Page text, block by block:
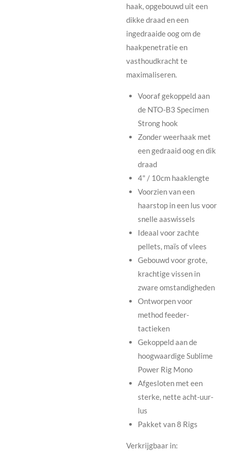
haak, opgebouwd uit een
dikke draad en een
ingedraaide oog om de
haakpenetratie en
vasthoudkracht te
maximaliseren.
Vooraf gekoppeld aan
de NTO-B3 Specimen
Strong hook
Zonder weerhaak met
een gedraaid oog en dik
draad
4" / 10cm haaklengte
Voorzien van een
haarstop in een lus voor
snelle aaswissels
Ideaal voor zachte
pellets, maïs of vlees
Gebouwd voor grote,
krachtige vissen in
zware omstandigheden
Ontworpen voor
method feeder-
tactieken
Gekoppeld aan de
hoogwaardige Sublime
Power Rig Mono
Afgesloten met een
sterke, nette acht-uur-
lus
Pakket van 8 Rigs
Verkrijgbaar in: